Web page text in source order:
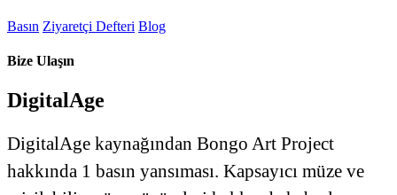
Basın Ziyaretçi Defteri Blog
Bize Ulaşın
DigitalAge
DigitalAge kaynağından Bongo Art Project
hakkında 1 basın yansıması. Kapsayıcı müze ve